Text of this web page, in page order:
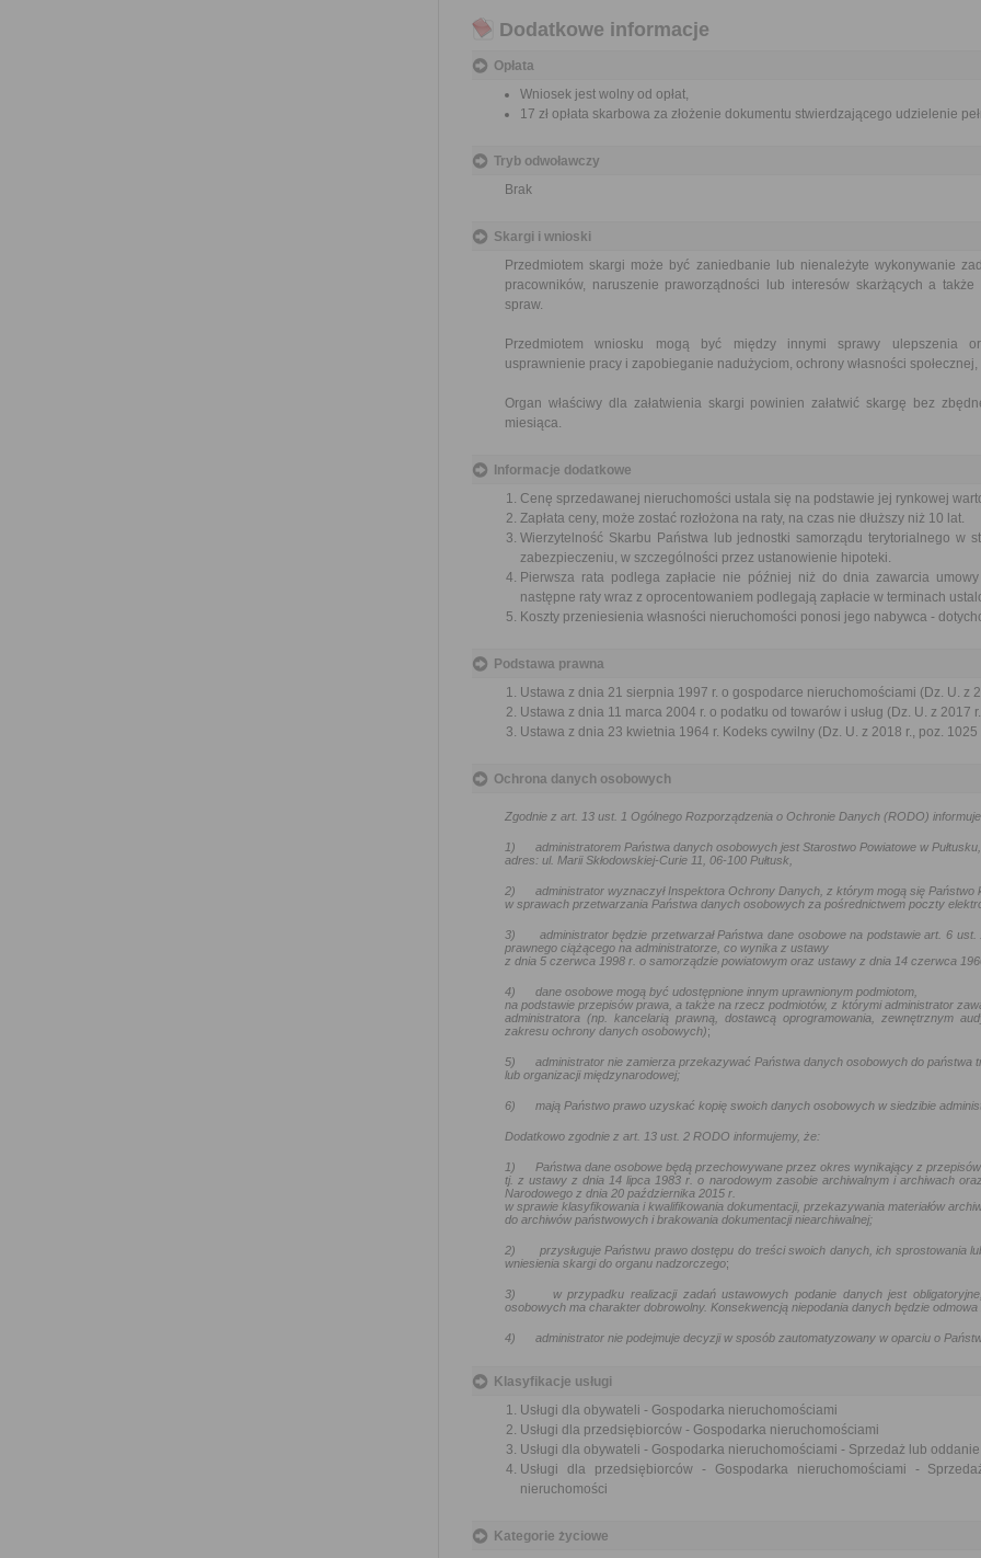
Dodatkowe informacje
Opłata
Wniosek jest wolny od opłat,
17 zł opłata skarbowa za złożenie dokumentu stwierdzającego udzielenie
Tryb odwoławczy
Brak
Skargi i wnioski
Przedmiotem skargi może być zaniedbanie lub nienależyte wykonywanie
pracowników, naruszenie praworządności lub interesów skarżących a także
spraw.
Przedmiotem wniosku mogą być między innymi sprawy ulepszenia
usprawnienie pracy i zapobieganie nadużyciom, ochrony własności
Organ właściwy dla załatwienia skargi powinien załatwić skargę bez
miesiąca.
Informacje dodatkowe
Cenę sprzedawanej nieruchomości ustala się na podstawie jej rynkowej
Zapłata ceny, może zostać rozłożona na raty, na czas nie dłuższy niż 10 lat.
Wierzytelność Skarbu Państwa lub jednostki samorządu terytorialnego w
zabezpieczeniu, w szczególności przez ustanowienie hipoteki.
Pierwsza rata podlega zapłacie nie później niż do dnia zawarcia
następne raty wraz z oprocentowaniem podlegają zapłacie w terminach
Koszty przeniesienia własności nieruchomości ponosi jego nabywca -
Podstawa prawna
Ustawa z dnia 21 sierpnia 1997 r. o gospodarce nieruchomościami (Dz. U. z
Ustawa z dnia 11 marca 2004 r. o podatku od towarów i usług (Dz. U. z 2017
Ustawa z dnia 23 kwietnia 1964 r. Kodeks cywilny (Dz. U. z 2018 r., poz. 1025
Ochrona danych osobowych
Zgodnie z art. 13 ust. 1 Ogólnego Rozporządzenia o Ochronie Danych (RODO)
1) administratorem Państwa danych osobowych jest Starostwo Powiatowe w Pułtusku,
adres: ul. Marii Skłodowskiej-Curie 11, 06-100 Pułtusk,
2) administrator wyznaczył Inspektora Ochrony Danych, z którym mogą się Państwo
w sprawach przetwarzania Państwa danych osobowych za pośrednictwem poczty
3) administrator będzie przetwarzał Państwa dane osobowe na podstawie art. 6
prawnego ciążącego na administratorze, co wynika z ustawy
z dnia 5 czerwca 1998 r. o samorządzie powiatowym oraz ustawy z dnia 14 czerwca
4) dane osobowe mogą być udostępnione innym uprawnionym podmiotom,
na podstawie przepisów prawa, a także na rzecz podmiotów, z którymi administrator
administratora (np. kancelarią prawną, dostawcą oprogramowania, zewnętrznym
zakresu ochrony danych osobowych);
5) administrator nie zamierza przekazywać Państwa danych osobowych do państwa
lub organizacji międzynarodowej;
6) mają Państwo prawo uzyskać kopię swoich danych osobowych w siedzibie
Dodatkowo zgodnie z art. 13 ust. 2 RODO informujemy, że:
1) Państwa dane osobowe będą przechowywane przez okres wynikający z przepisów
tj. z ustawy z dnia 14 lipca 1983 r. o narodowym zasobie archiwalnym i archiwach
Narodowego z dnia 20 października 2015 r.
w sprawie klasyfikowania i kwalifikowania dokumentacji, przekazywania materiałów
do archiwów państwowych i brakowania dokumentacji niearchiwalnej;
2) przysługuje Państwu prawo dostępu do treści swoich danych, ich sprostowania
wniesienia skargi do organu nadzorczego;
3) w przypadku realizacji zadań ustawowych podanie danych jest
osobowych ma charakter dobrowolny. Konsekwencją niepodania danych będzie
4) administrator nie podejmuje decyzji w sposób zautomatyzowany w oparciu o
Klasyfikacje usługi
Usługi dla obywateli - Gospodarka nieruchomościami
Usługi dla przedsiębiorców - Gospodarka nieruchomościami
Usługi dla obywateli - Gospodarka nieruchomościami - Sprzedaż lub
Usługi dla przedsiębiorców - Gospodarka nieruchomościami -
nieruchomości
Kategorie życiowe